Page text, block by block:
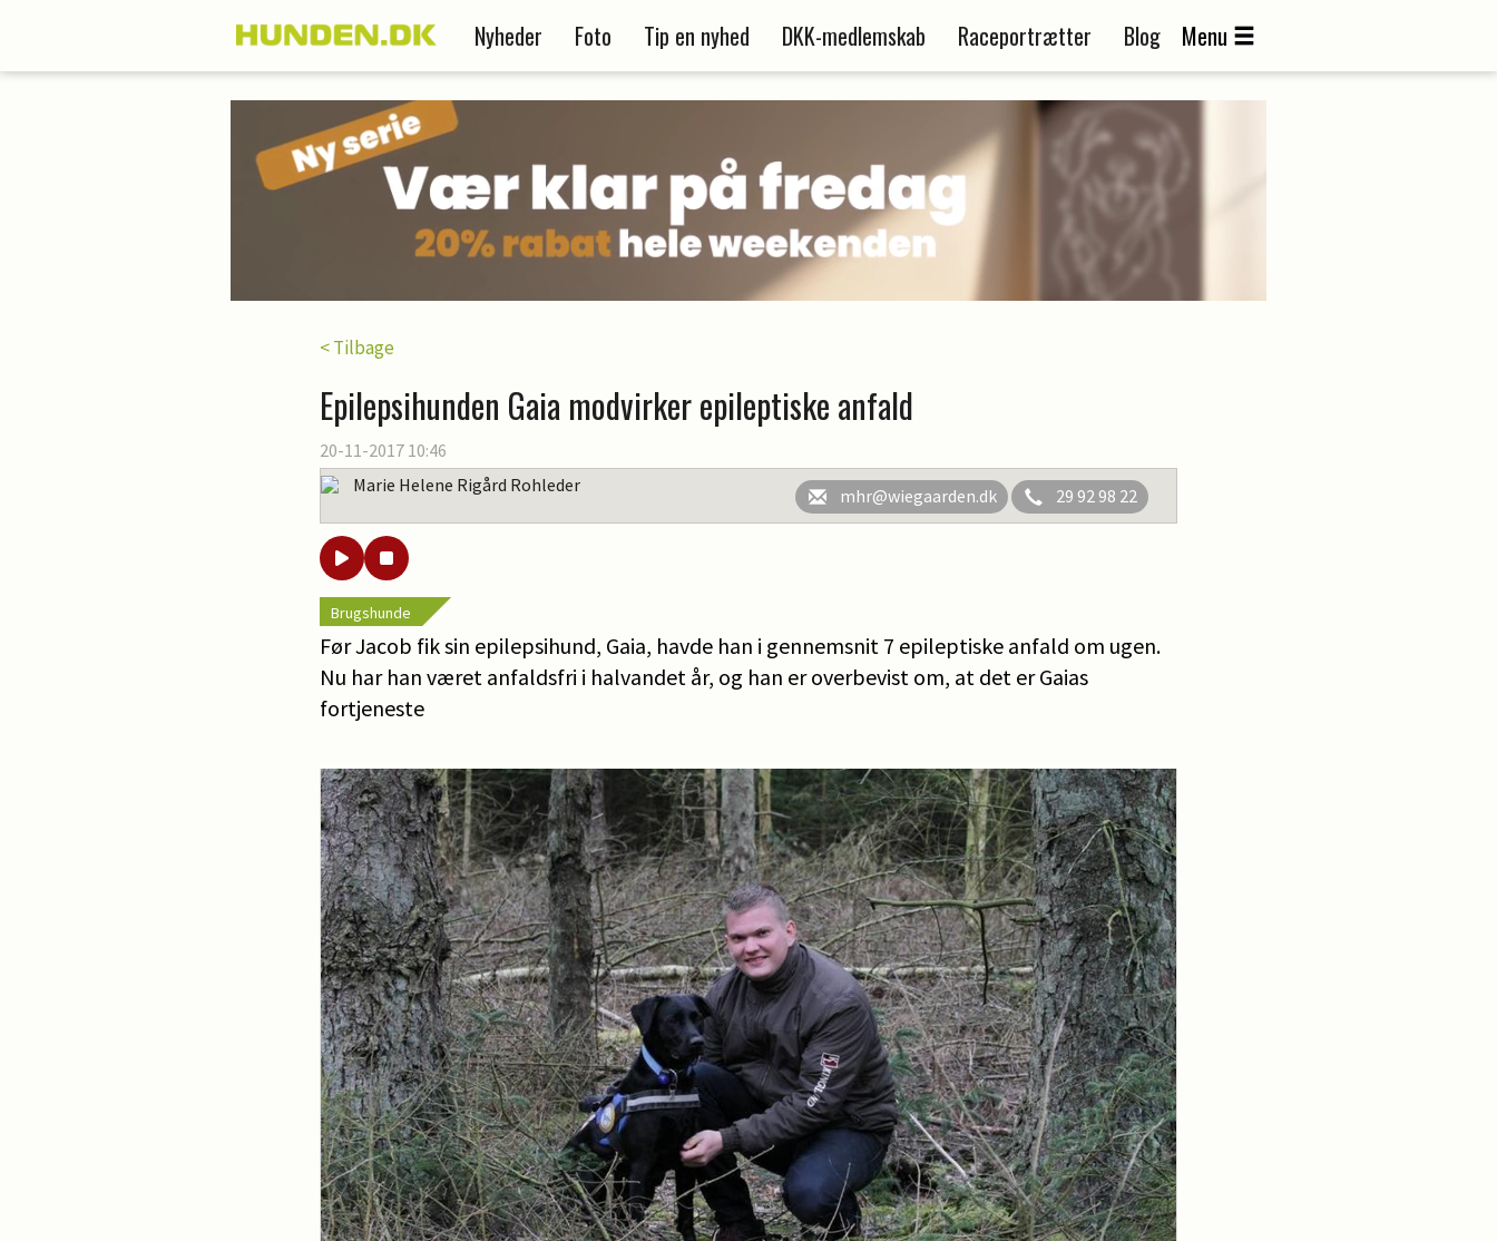
Nyheder Foto Tip en nyhed DKK-medlemskab Raceportrætter Blog Menu
< Tilbage
Epilepsihunden Gaia modvirker epileptiske anfald
20-11-2017 10:46
Marie Helene Rigård Rohleder
mhr@wiegaarden.dk 29 92 98 22
Brugshunde
Før Jacob fik sin epilepsihund, Gaia, havde han i gennemsnit 7 epileptiske anfald om ugen.
Nu har han været anfaldsfri i halvandet år, og han er overbevist om, at det er Gaias
fortjeneste